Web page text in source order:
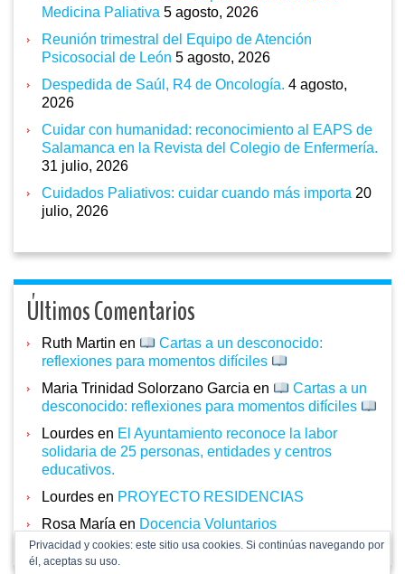
Medicina Paliativa 5 agosto, 2026
Reunión trimestral del Equipo de Atención
Psicosocial de León 5 agosto, 2026
Despedida de Saúl, R4 de Oncología. 4 agosto,
2026
Cuidar con humanidad: reconocimiento al EAPS de
Salamanca en la Revista del Colegio de Enfermería.
31 julio, 2026
Cuidados Paliativos: cuidar cuando más importa 20
julio, 2026
Últimos Comentarios
Ruth Martin en
Cartas a un desconocido:
reflexiones para momentos difíciles
Maria Trinidad Solorzano Garcia en
Cartas a un
desconocido: reflexiones para momentos difíciles
Lourdes en El Ayuntamiento reconoce la labor
solidaria de 25 personas, entidades y centros
educativos.
Lourdes en PROYECTO RESIDENCIAS
Rosa María en Docencia Voluntarios
Privacidad y cookies: este sitio usa cookies. Si continúas navegando por
él, aceptas su uso.